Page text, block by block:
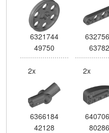
6321744
49750
63782
2x
6366184
42128
2x
80286